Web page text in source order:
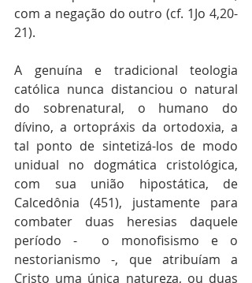
com a negação do outro (cf. 1Jo 4,20-
21).
A genuína e tradicional teologia
católica nunca distanciou o natural
do sobrenatural, o humano do
dívino, a ortopráxis da ortodoxia, a
tal ponto de sintetizá-los de modo
unidual no dogmática cristológica,
com sua união hipostática, de
Calcedônia (451), justamente para
combater duas heresias daquele
período -  o monofisismo e o
nestorianismo -, que atribuíam a
Cristo uma única natureza, ou duas